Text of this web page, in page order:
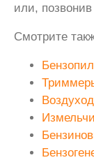
или,
Смотрите